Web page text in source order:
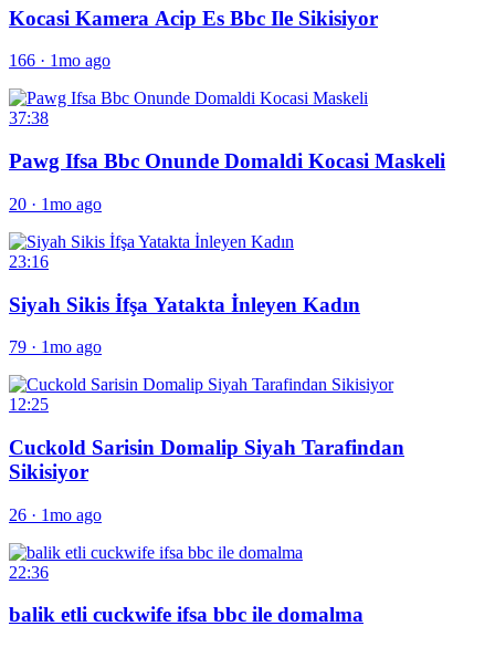
Kocasi Kamera Acip Es Bbc Ile Sikisiyor
166 · 1mo ago
37:38
Pawg Ifsa Bbc Onunde Domaldi Kocasi Maskeli
20 · 1mo ago
23:16
Siyah Sikis İfşa Yatakta İnleyen Kadın
79 · 1mo ago
12:25
Cuckold Sarisin Domalip Siyah Tarafindan
Sikisiyor
26 · 1mo ago
22:36
balik etli cuckwife ifsa bbc ile domalma